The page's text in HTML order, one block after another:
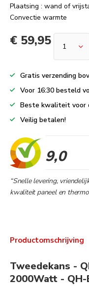
Plaatsing : wand of
Convectie warmte
€ 59,95
Gratis verzending
Voor 16:30 besteld
Beste kwaliteit voor
Veilig betalen!
9,0
“Snelle levering,
kwaliteit paneel en
Productomschrijving
Tweedekans -
2000Watt -